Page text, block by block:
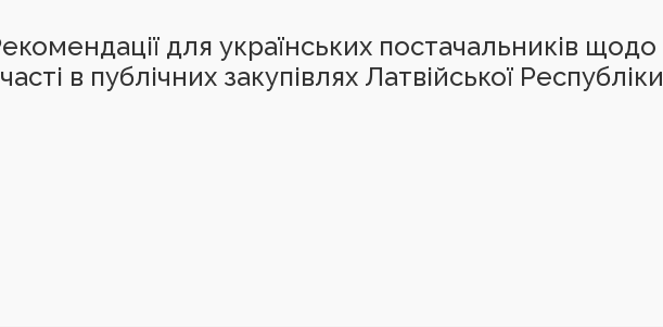
для українських постачальників щодо
в публічних закупівлях Латвійської Республіки